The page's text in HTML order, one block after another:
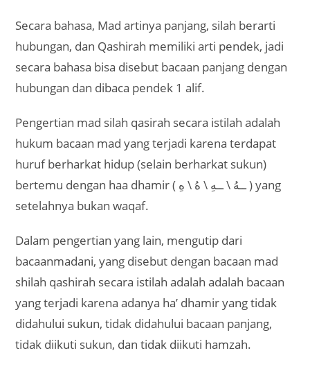
Secara bahasa, Mad artinya panjang, silah berarti
hubungan, dan Qashirah memiliki arti pendek, jadi
secara bahasa bisa disebut bacaan panjang dengan
hubungan dan dibaca pendek 1 alif.
Pengertian mad silah qasirah secara istilah adalah
hukum bacaan mad yang terjadi karena terdapat
huruf berharkat hidup (selain berharkat sukun)
bertemu dengan haa dhamir ( ــهُ \ ــهِ \ هُ \ هِ ) yang
setelahnya bukan waqaf.
Dalam pengertian yang lain, mengutip dari
bacaanmadani, yang disebut dengan bacaan mad
shilah qashirah secara istilah adalah adalah bacaan
yang terjadi karena adanya ha’ dhamir yang tidak
didahului sukun, tidak didahului bacaan panjang,
tidak diikuti sukun, dan tidak diikuti hamzah.